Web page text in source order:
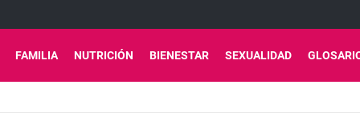
FAMILIA NUTRICIÓN BIENESTAR SEXUALIDAD